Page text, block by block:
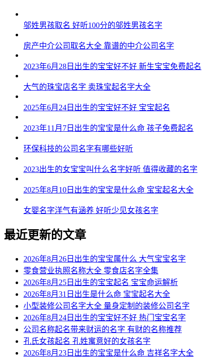
邬姓男孩取名 好听100分的邬姓男孩名字
房产中介公司取名大全 靠谱的中介公司名字
2023年6月28日出生的宝宝好不好 新生宝宝免费起名
大气的珠宝店名字 卖珠宝起名字大全
2025年6月24日出生的宝宝好不好 宝宝起名
2023年11月7日出生的宝宝是什么命 孩子免费起名
环保科技的公司名字有哪些好听
2023出生的女宝宝叫什么名字好听 值得收藏的名字
2025年8月10日出生的宝宝是什么命 宝宝起名大全
女婴名字洋气有涵养 好听少见女孩名字
最近更新的文章
2026年8月26日出生的宝宝属什么 大气宝宝名字
零食营业执照名称大全 零食店名字全集
2026年8月25日出生的宝宝起名 宝宝命运解析
2026年8月31日出生是什么命 宝宝起名大全
小型装修公司名字大全 量身定制的装修公司名字
2026年8月24日出生的宝宝好不好 热门宝宝名字
公司名称起名带来财运的名字 有财的名称推荐
孔氏女孩起名 孔姓寓意好的女孩名字
2026年8月23日出生的宝宝是什么命 吉祥名字大全